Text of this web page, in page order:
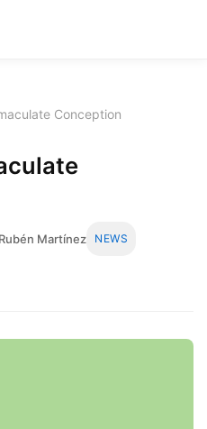
Conception
Martínez NEWS